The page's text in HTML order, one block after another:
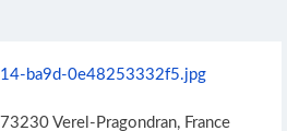
Verel-Pragondran, France